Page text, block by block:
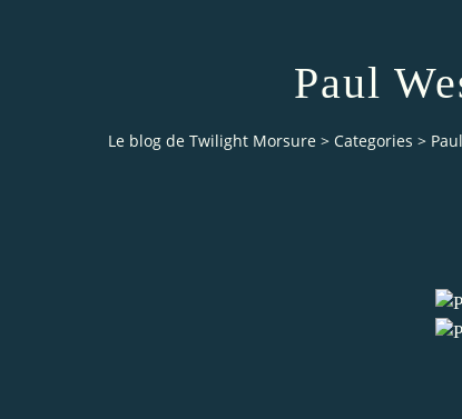
Paul
Le blog de Twilight Morsure > Categories >